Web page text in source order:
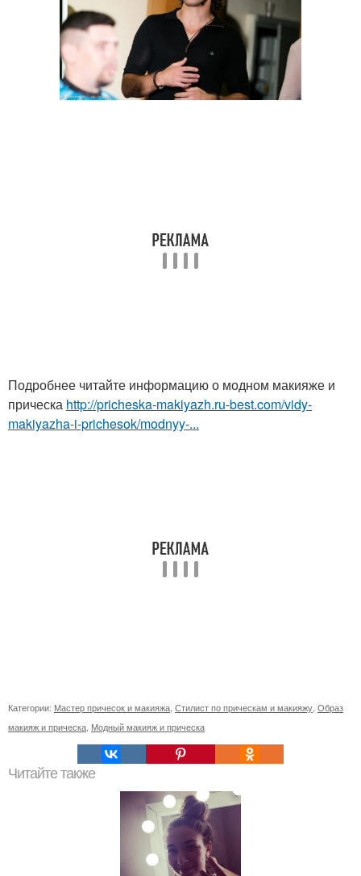
Подробнее читайте информацию о модном макияже и
прическа http://pricheska-makiyazh.ru-best.com/vidy-
makiyazha-i-prichesok/modnyy-...
Категории: Мастер причесок и макияжа Стилист по прическам и макияжу Образ
макияж и прическа Модный макияж и прическа
Читайте также